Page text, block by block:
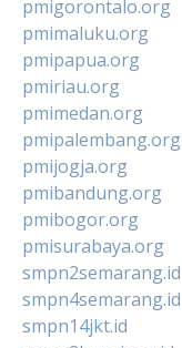
pmigorontalo.org
pmimaluku.org
pmipapua.org
pmiriau.org
pmimedan.org
pmipalembang.org
pmijogja.org
pmibandung.org
pmibogor.org
pmisurabaya.org
smpn2semarang.id
smpn4semarang.id
smpn14jkt.id